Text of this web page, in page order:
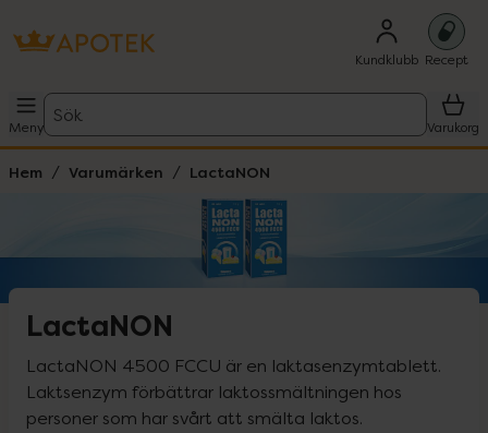
Kundklubb Recept
Meny
Sök
Varukorg
Hem Varumärken LactaNON
LactaNON
LactaNON 4500 FCCU är en laktasenzymtablett.
Laktsenzym förbättrar laktossmältningen hos
personer som har svårt att smälta laktos.